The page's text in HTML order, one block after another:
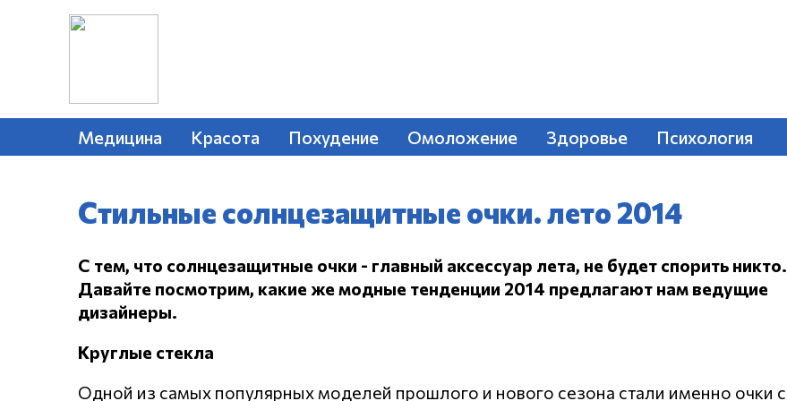
Медицина Красота Похудение Омоложение Здоровье Психология
Стильные солнцезащитные очки. лето 2014
С тем, что солнцезащитные очки - главный аксессуар лета, не будет спорить никто.
Давайте посмотрим, какие же модные тенденции 2014 предлагают нам ведущие
дизайнеры.
Круглые стекла
Одной из самых популярных моделей прошлого и нового сезона стали именно очки с